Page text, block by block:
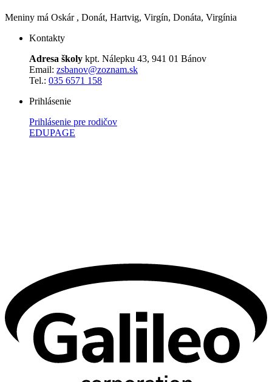
Meniny má Oskár , Donát, Hartvig, Virgín, Donáta, Virgínia
Kontakty
Adresa školy kpt. Nálepku 43, 941 01 Bánov
Email: zsbanov@zoznam.sk
Tel.: 035 6571 158
Prihlásenie
Prihlásenie pre rodičov
EDUPAGE